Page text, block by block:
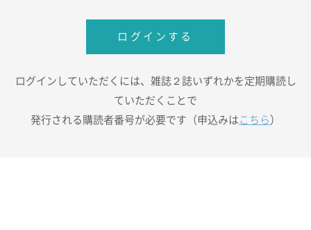
ログインする
ログインしていただくには、雑誌２誌いずれかを定期購読し
ていただくことで
発行される購読者番号が必要です（申込みは こちら ）